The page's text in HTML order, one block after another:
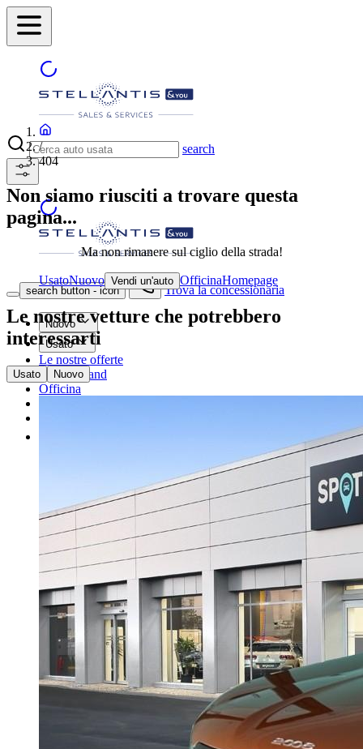
search
search button - icon Trova la concessionaria
Nuovo
Usato
Le nostre offerte
I nostri brand
Officina
/
404
Non siamo riusciti a trovare questa
pagina...
Ma non rimanere sul ciglio della strada!
UsatoNuovo Vendi un'auto OfficinaHomepage
Le nostre vetture che potrebbero
interessarti
Usato Nuovo